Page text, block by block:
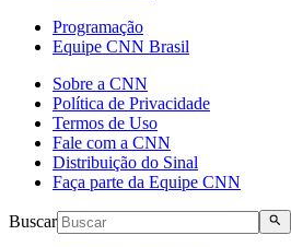
Programação
Equipe CNN Brasil
Sobre a CNN
Política de Privacidade
Termos de Uso
Fale com a CNN
Distribuição do Sinal
Faça parte da Equipe CNN
Buscar